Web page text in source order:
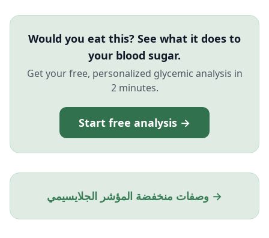
Would you eat this? See what it does to
your blood sugar.
Get your free, personalized glycemic analysis in
2 minutes.
Start free analysis →
وصفات منخفضة المؤشر الجلايسيمي →